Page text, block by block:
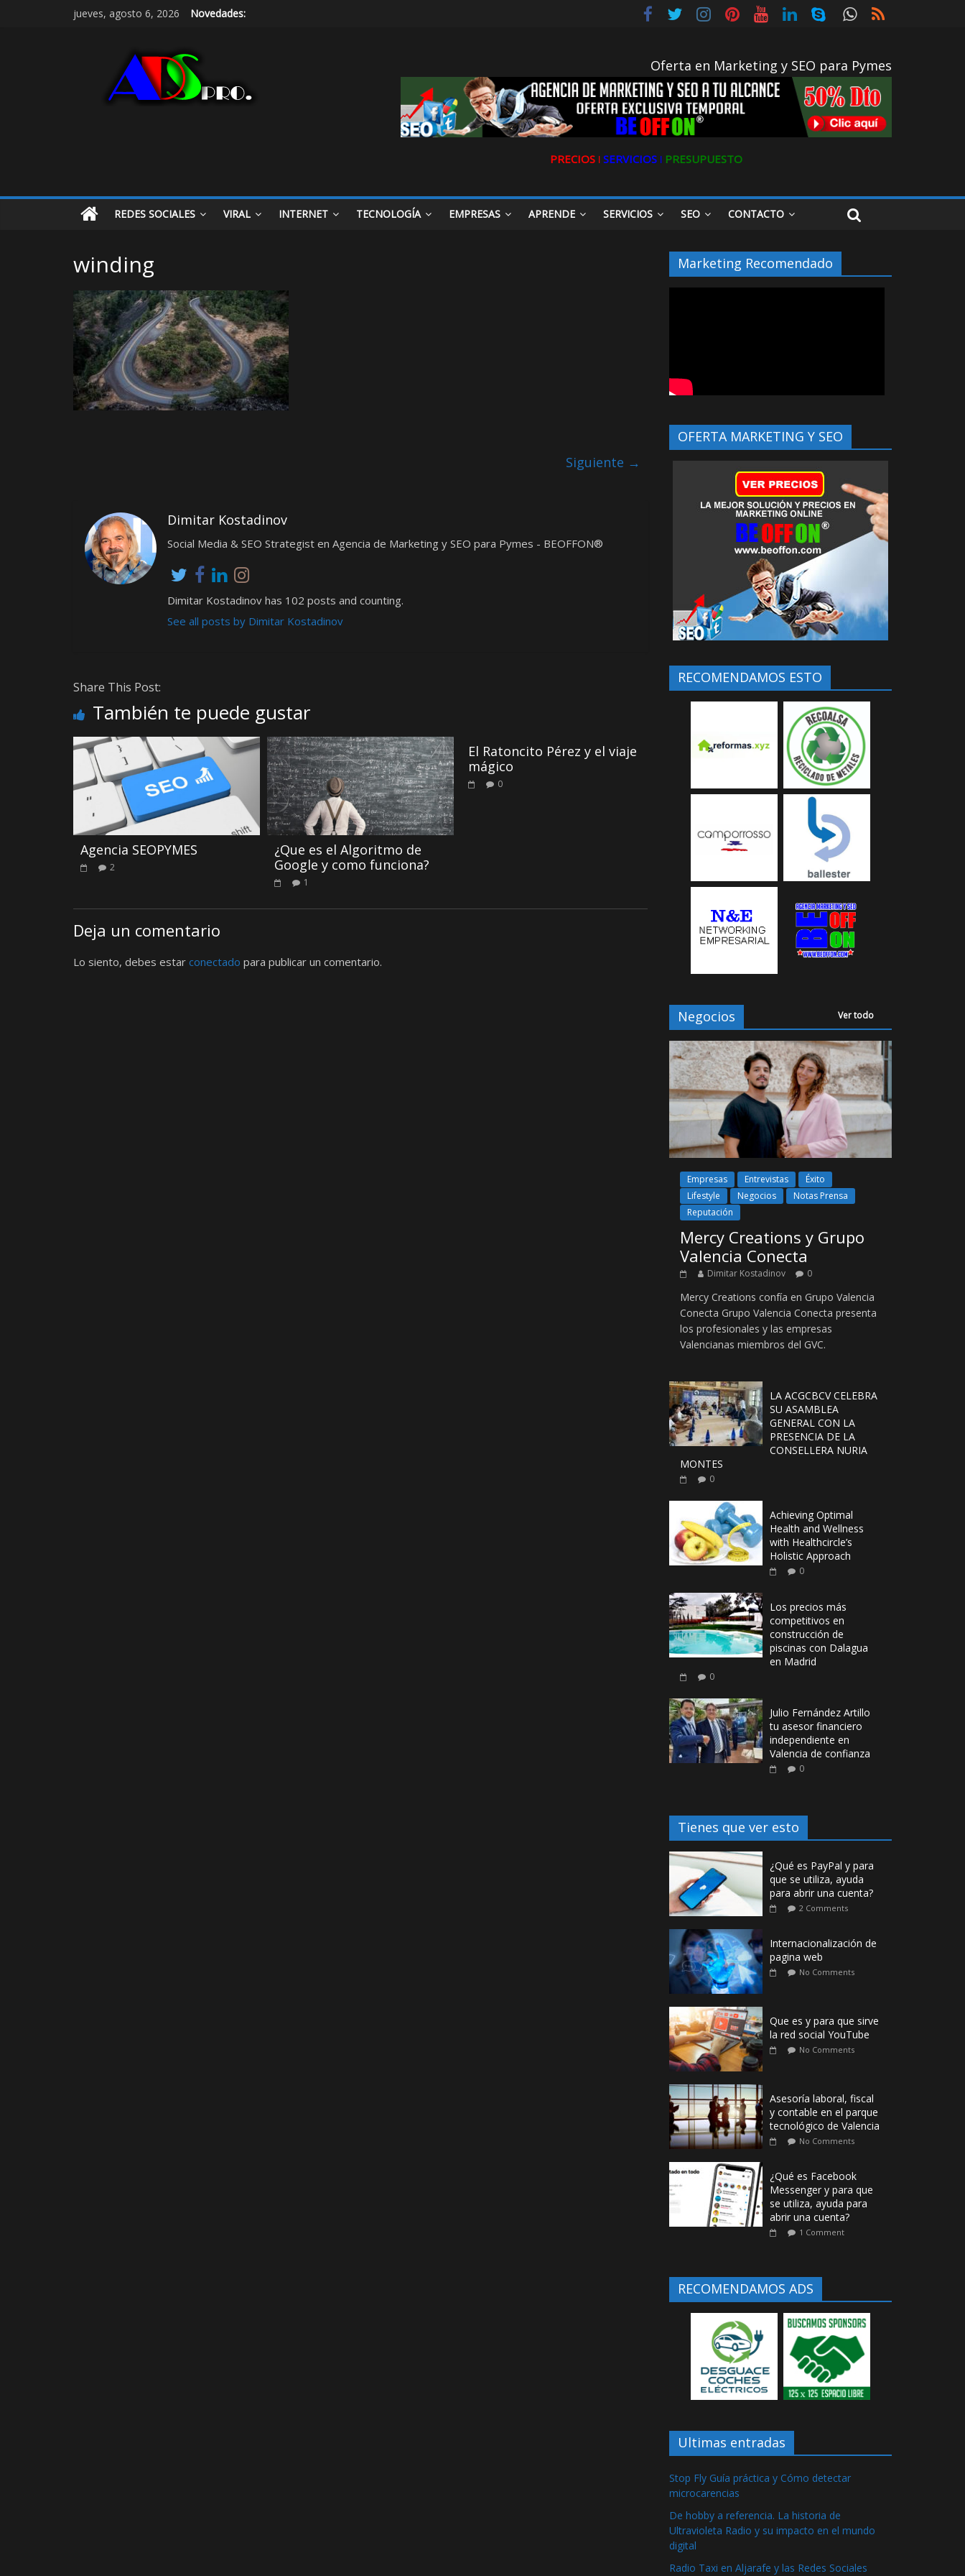
jueves, agosto 6, 2026 Novedades:
Oferta en Marketing y SEO para Pymes
PRECIOS ǀ SERVICIOS ǀ PRESUPUESTO
REDES SOCIALES VIRAL INTERNET TECNOLOGÍA EMPRESAS APRENDE SERVICIOS SEO CONTACTO
winding
Siguiente →
Dimitar Kostadinov
Social Media & SEO Strategist en Agencia de Marketing y SEO para Pymes - BEOFFON®
Dimitar Kostadinov has 102 posts and counting.
See all posts by Dimitar Kostadinov
Share This Post:
También te puede gustar
Agencia SEOPYMES
2
¿Que es el Algoritmo de
Google y como funciona?
1
El Ratoncito Pérez y el viaje
mágico
0
Deja un comentario
Lo siento, debes estar conectado para publicar un comentario.
Marketing Recomendado
OFERTA MARKETING Y SEO
RECOMENDAMOS ESTO
Negocios Ver todo
Empresas Entrevistas
Éxito
Lifestyle
Negocios
Notas Prensa
Reputación
Mercy Creations y Grupo
Valencia Conecta
Dimitar Kostadinov 0
Mercy Creations confía en Grupo Valencia
Conecta Grupo Valencia Conecta presenta
los profesionales y las empresas
Valencianas miembros del GVC.
LA ACGCBCV CELEBRA
SU ASAMBLEA
GENERAL CON LA
PRESENCIA DE LA
CONSELLERA NURIA
MONTES
0
Achieving Optimal
Health and Wellness
with Healthcircle’s
Holistic Approach
0
Los precios más
competitivos en
construcción de
piscinas con Dalagua
en Madrid
0
Julio Fernández Artillo
tu asesor financiero
independiente en
Valencia de confianza
0
Tienes que ver esto
¿Qué es PayPal y para
que se utiliza, ayuda
para abrir una cuenta?
2 Comments
Internacionalización de
pagina web
No Comments
Que es y para que sirve
la red social YouTube
No Comments
Asesoría laboral, fiscal
y contable en el parque
tecnológico de Valencia
No Comments
¿Qué es Facebook
Messenger y para que
se utiliza, ayuda para
abrir una cuenta?
1 Comment
RECOMENDAMOS ADS
Ultimas entradas
Stop Fly Guía práctica y Cómo detectar
microcarencias
De hobby a referencia. La historia de
Ultravioleta Radio y su impacto en el mundo
digital
Radio Taxi en Aljarafe y las Redes Sociales